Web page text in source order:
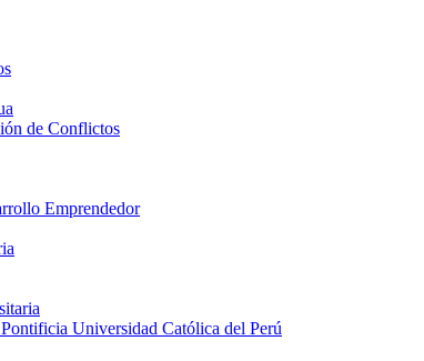
de Conflictos
Emprendedor
Universidad Católica del Perú